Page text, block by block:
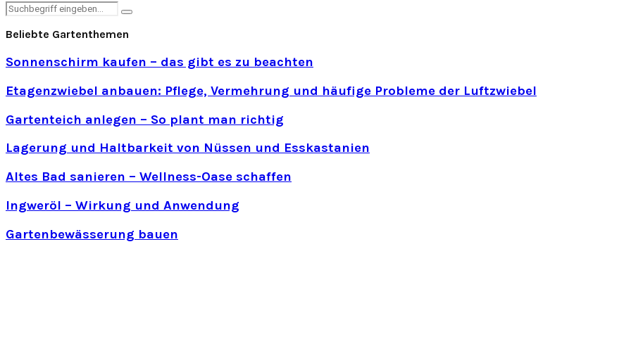
Search
Search
Beliebte Gartenthemen
Sonnenschirm kaufen – das gibt es zu beachten
Etagenzwiebel anbauen: Pflege, Vermehrung und häufige Probleme der Luftzwiebel
Gartenteich anlegen – So plant man richtig
Lagerung und Haltbarkeit von Nüssen und Esskastanien
Altes Bad sanieren – Wellness-Oase schaffen
Ingweröl – Wirkung und Anwendung
Gartenbewässerung bauen